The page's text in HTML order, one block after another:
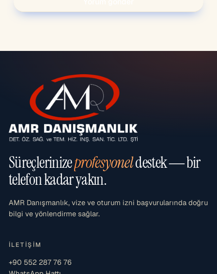
Süreçlerinizeprofesyoneldestek — bir
telefon kadar yakın.
AMR Danışmanlık, vize ve oturum izni başvurularında doğru
bilgi ve yönlendirme sağlar.
İLETIŞIM
+90 552 287 76 76